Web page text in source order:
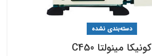
دسته‌بندی نشده
کونیکا مینولتا C450